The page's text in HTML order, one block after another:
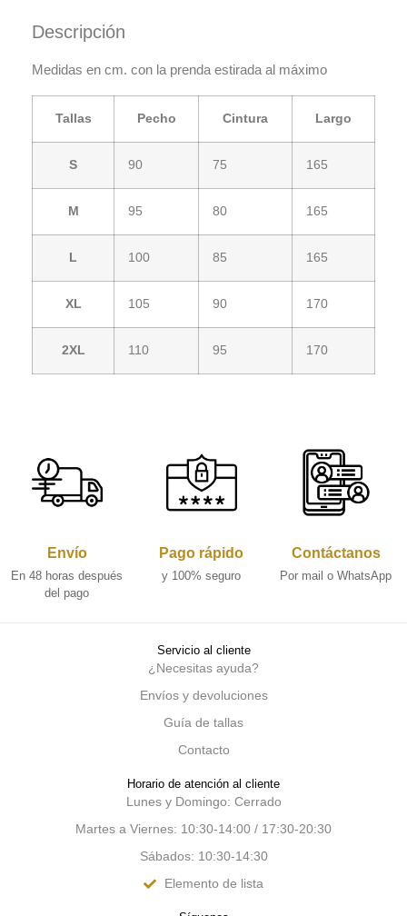
Descripción
Medidas en cm. con la prenda estirada al máximo
Tallas Pecho Cintura Largo
S 90 75 165
M 95 80 165
L 100 85 165
XL 105 90 170
2XL 110 95 170
Envío
En 48 horas después
del pago
Pago rápido
y 100% seguro
Contáctanos
Por mail o WhatsApp
Servicio al cliente
¿Necesitas ayuda?
Envíos y devoluciones
Guía de tallas
Contacto
Horario de atención al cliente
Lunes y Domingo: Cerrado
Martes a Viernes: 10:30-14:00 / 17:30-20:30
Sábados: 10:30-14:30
Elemento de lista